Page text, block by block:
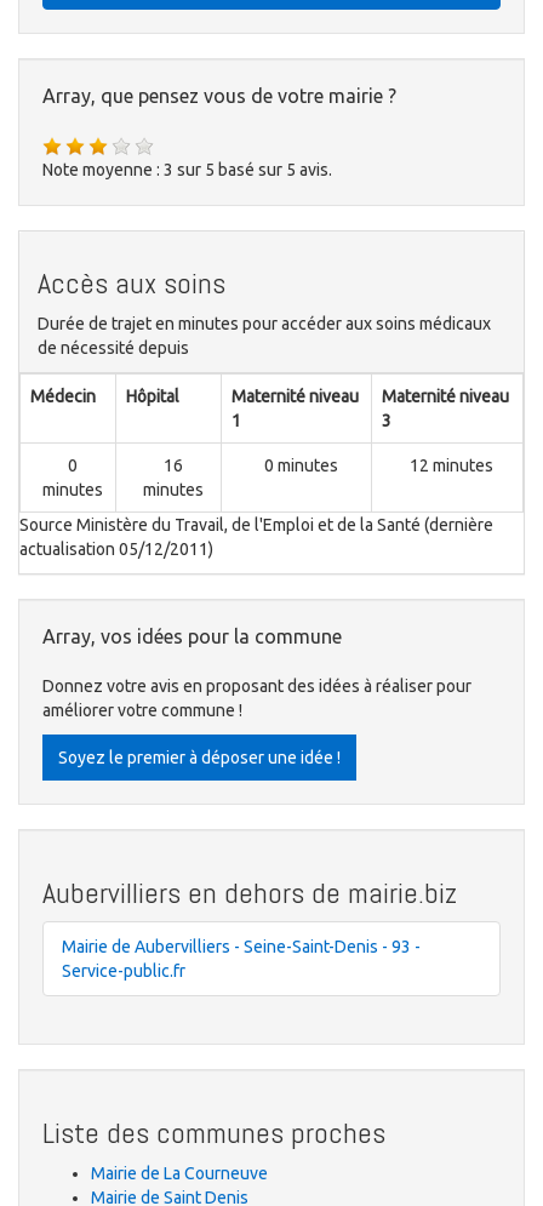
Array, que pensez vous de votre mairie ?
Note moyenne : 3 sur 5 basé sur 5 avis.
Accès aux soins
Durée de trajet en minutes pour accéder aux soins médicaux
de nécessité depuis
Médecin Hôpital
Maternité niveau
1
Maternité niveau
3
0
minutes
16
minutes
0 minutes 12 minutes
Source Ministère du Travail, de l'Emploi et de la Santé (dernière
actualisation 05/12/2011)
Array, vos idées pour la commune
Donnez votre avis en proposant des idées à réaliser pour
améliorer votre commune !
Soyez le premier à déposer une idée !
Aubervilliers en dehors de mairie.biz
Mairie de Aubervilliers - Seine-Saint-Denis - 93 -
Service-public.fr
Liste des communes proches
Mairie de La Courneuve
Mairie de Saint Denis